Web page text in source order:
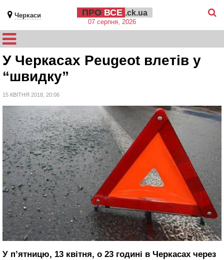
Черкаси ПРО ВСЕ .ck.ua
07 серпня, 2026
У Черкасах Peugeot влетів у
“швидку”
15 КВІТНЯ 2018, 20:06
У п’ятницю, 13 квітня, о 23 годині в Черкасах через